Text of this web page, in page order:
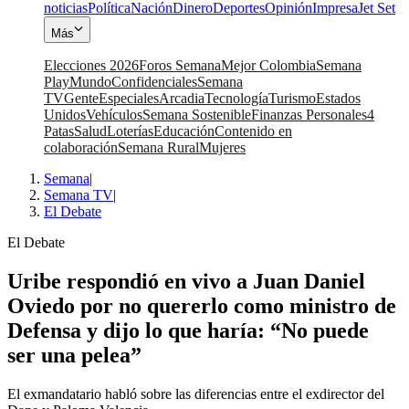
noticiasPolíticaNaciónDineroDeportesOpiniónImpresaJet Set
Más
Elecciones 2026Foros SemanaMejor ColombiaSemana
PlayMundoConfidencialesSemana
TVGenteEspecialesArcadiaTecnologíaTurismoEstados
UnidosVehículosSemana SostenibleFinanzas Personales4
PatasSaludLoteríasEducaciónContenido en
colaboraciónSemana RuralMujeres
Semana|
Semana TV|
El Debate
El Debate
Uribe respondió en vivo a Juan Daniel
Oviedo por no quererlo como ministro de
Defensa y dijo lo que haría: “No puede
ser una pelea”
El exmandatario habló sobre las diferencias entre el exdirector del